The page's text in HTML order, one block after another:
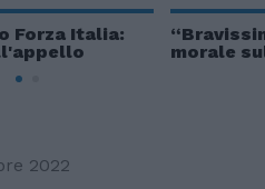
Forza Italia:
morale
2022